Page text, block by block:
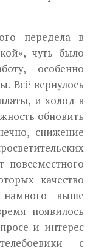
передела в
чуть было
особенно
Всё вернулось
и холод в
обновить
снижение
качество
выше
появилось
и интерес
с